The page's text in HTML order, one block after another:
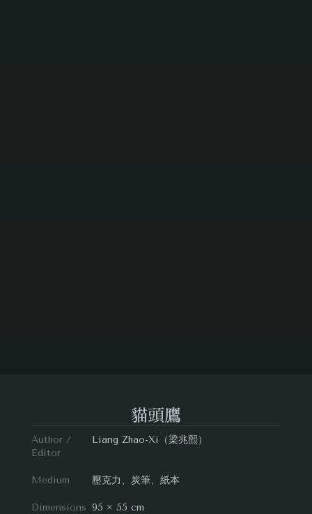
貓頭鷹
Author /
Editor
Liang Zhao-Xi（梁兆熙）
Medium 壓克力、炭筆、紙本
Dimensions 95 × 55 cm